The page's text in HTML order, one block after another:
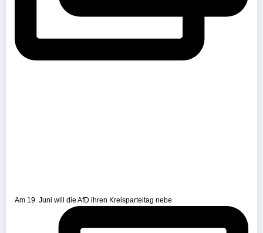
Am 19. Juni will die AfD ihren Kreisparteitag nebe